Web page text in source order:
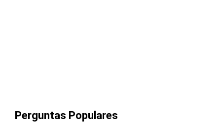
Perguntas Populares